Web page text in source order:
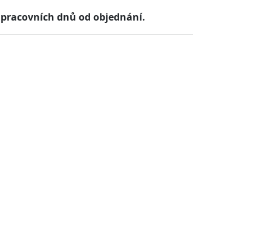
dnů od objednání.